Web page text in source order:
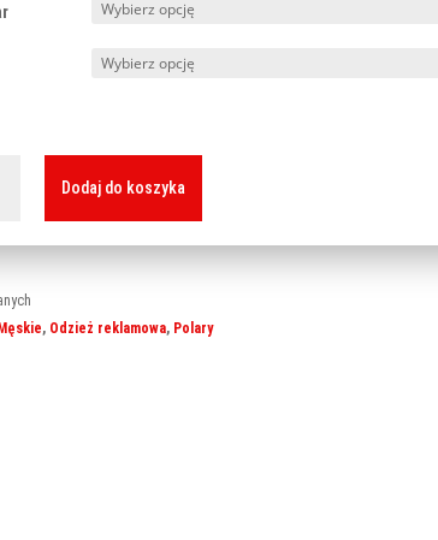
Dodaj do koszyka
Męskie, Odzież reklamowa, Polary